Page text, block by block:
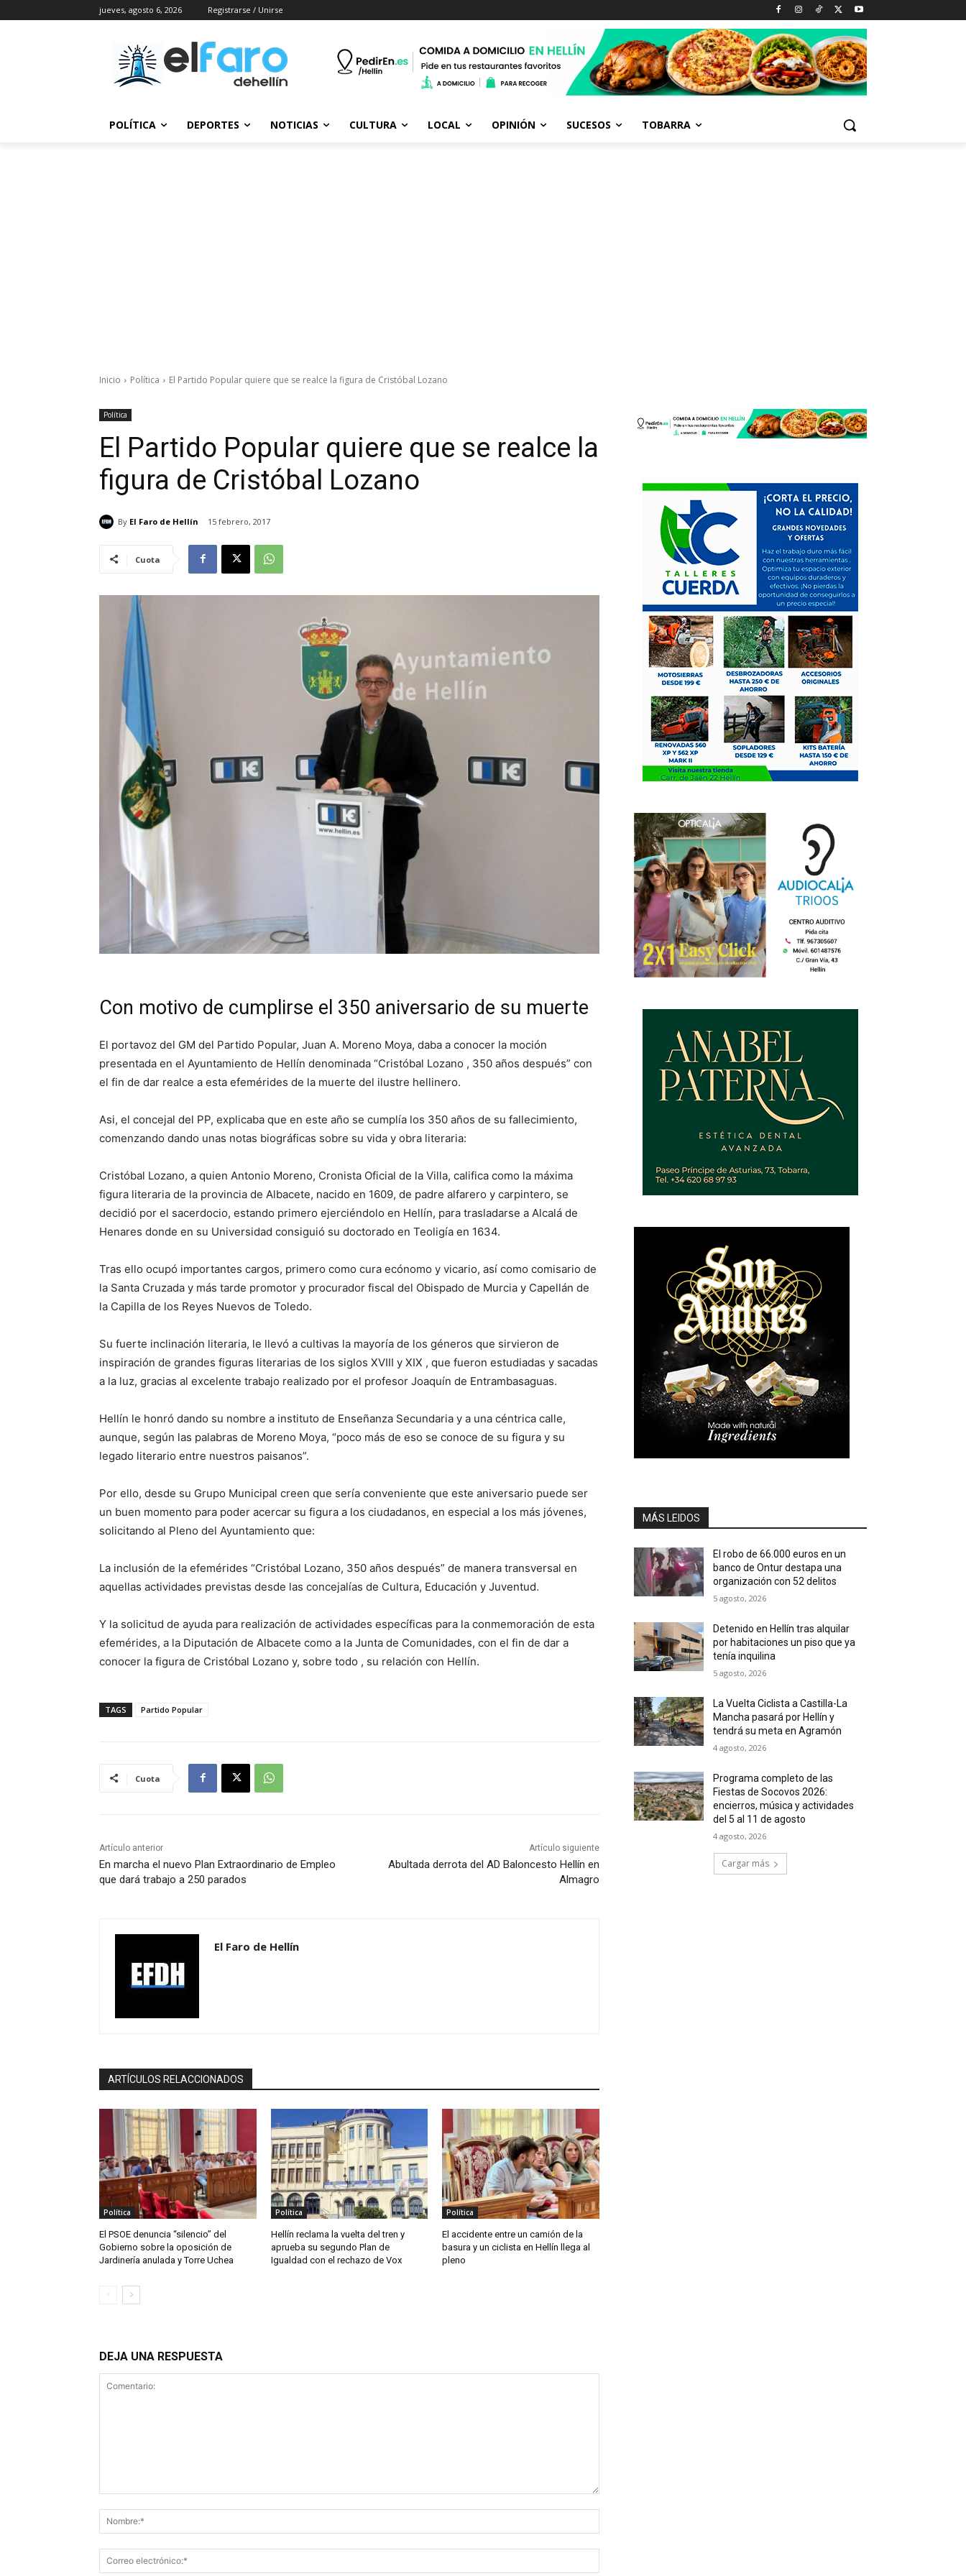
jueves, agosto 6, 2026 Registrarse / Unirse
POLÍTICA DEPORTES NOTICIAS CULTURA LOCAL OPINIÓN SUCESOS TOBARRA
Inicio Política El Partido Popular quiere que se realce la figura de Cristóbal Lozano
Política
El Partido Popular quiere que se realce la
figura de Cristóbal Lozano
By El Faro de Hellín 15 febrero, 2017
Cuota
Con motivo de cumplirse el 350 aniversario de su muerte
El portavoz del GM del Partido Popular, Juan A. Moreno Moya, daba a conocer la moción
presentada en el Ayuntamiento de Hellín denominada “Cristóbal Lozano , 350 años después” con
el fin de dar realce a esta efemérides de la muerte del ilustre hellinero.
Asi, el concejal del PP, explicaba que en este año se cumplía los 350 años de su fallecimiento,
comenzando dando unas notas biográficas sobre su vida y obra literaria:
Cristóbal Lozano, a quien Antonio Moreno, Cronista Oficial de la Villa, califica como la máxima
figura literaria de la provincia de Albacete, nacido en 1609, de padre alfarero y carpintero, se
decidió por el sacerdocio, estando primero ejerciéndolo en Hellín, para trasladarse a Alcalá de
Henares donde en su Universidad consiguió su doctorado en Teoligía en 1634.
Tras ello ocupó importantes cargos, primero como cura ecónomo y vicario, así como comisario de
la Santa Cruzada y más tarde promotor y procurador fiscal del Obispado de Murcia y Capellán de
la Capilla de los Reyes Nuevos de Toledo.
Su fuerte inclinación literaria, le llevó a cultivas la mayoría de los géneros que sirvieron de
inspiración de grandes figuras literarias de los siglos XVIII y XIX , que fueron estudiadas y sacadas
a la luz, gracias al excelente trabajo realizado por el profesor Joaquín de Entrambasaguas.
Hellín le honró dando su nombre a instituto de Enseñanza Secundaria y a una céntrica calle,
aunque, según las palabras de Moreno Moya, “poco más de eso se conoce de su figura y su
legado literario entre nuestros paisanos”.
Por ello, desde su Grupo Municipal creen que sería conveniente que este aniversario puede ser
un buen momento para poder acercar su figura a los ciudadanos, en especial a los más jóvenes,
solicitando al Pleno del Ayuntamiento que:
La inclusión de la efemérides “Cristóbal Lozano, 350 años después” de manera transversal en
aquellas actividades previstas desde las concejalías de Cultura, Educación y Juventud.
Y la solicitud de ayuda para realización de actividades específicas para la conmemoración de esta
efemérides, a la Diputación de Albacete como a la Junta de Comunidades, con el fin de dar a
conocer la figura de Cristóbal Lozano y, sobre todo , su relación con Hellín.
TAGS Partido Popular
Cuota
Artículo anterior
En marcha el nuevo Plan Extraordinario de Empleo
que dará trabajo a 250 parados
Artículo siguiente
Abultada derrota del AD Baloncesto Hellín en
Almagro
El Faro de Hellín
ARTÍCULOS RELACCIONADOS
Política
El PSOE denuncia “silencio” del
Gobierno sobre la oposición de
Jardinería anulada y Torre Uchea
Política
Hellín reclama la vuelta del tren y
aprueba su segundo Plan de
Igualdad con el rechazo de Vox
Política
El accidente entre un camión de la
basura y un ciclista en Hellín llega al
pleno
DEJA UNA RESPUESTA
electrónico:*
MÁS LEIDOS
El robo de 66.000 euros en un
banco de Ontur destapa una
organización con 52 delitos
5 agosto, 2026
Detenido en Hellín tras alquilar
por habitaciones un piso que ya
tenía inquilina
5 agosto, 2026
La Vuelta Ciclista a Castilla-La
Mancha pasará por Hellín y
tendrá su meta en Agramón
4 agosto, 2026
Programa completo de las
Fiestas de Socovos 2026:
encierros, música y actividades
del 5 al 11 de agosto
4 agosto, 2026
Cargar más